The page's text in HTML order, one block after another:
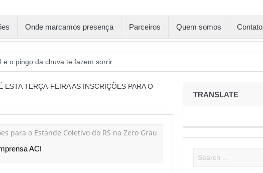
Onde marcamos presença Parceiros Quem somos Contato
e o pingo da chuva te fazem sorrir
etapa do Circuito de Tênis Gaúcho
Recreio da Juventude receberá 5ª etapa do CTG
organização do trabalho e reivindicações sindicais para 2026
de tênis, Facundo Diaz Acosta é o campeão do São Léo Open 26
ESTA TERÇA-FEIRA AS INSCRIÇÕES PARA O
ACI
TRANSLATE